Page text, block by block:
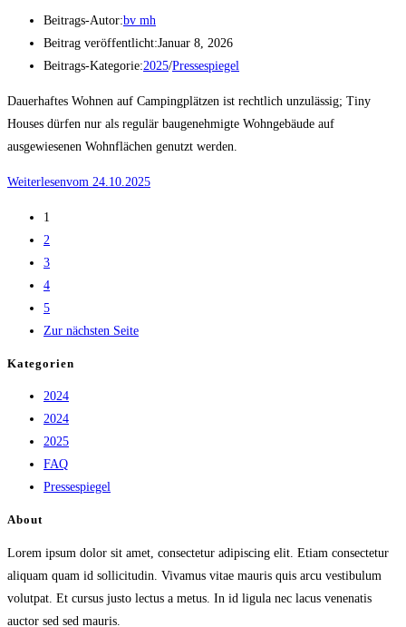
Beitrags-Autor:bv mh
Beitrag veröffentlicht:Januar 8, 2026
Beitrags-Kategorie:2025/Pressespiegel
Dauerhaftes Wohnen auf Campingplätzen ist rechtlich unzulässig; Tiny
Houses dürfen nur als regulär baugenehmigte Wohngebäude auf
ausgewiesenen Wohnflächen genutzt werden.
Weiterlesenvom 24.10.2025
1
2
3
4
5
Zur nächsten Seite
Kategorien
2024
2024
2025
FAQ
Pressespiegel
About
Lorem ipsum dolor sit amet, consectetur adipiscing elit. Etiam consectetur
aliquam quam id sollicitudin. Vivamus vitae mauris quis arcu vestibulum
volutpat. Et cursus justo lectus a metus. In id ligula nec lacus venenatis
auctor sed sed mauris.